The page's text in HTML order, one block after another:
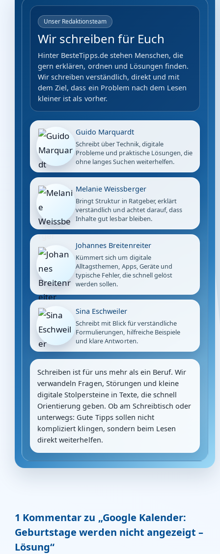
Unser Redaktionsteam
Wir schreiben für Euch
Hinter BesteTipps.de stehen Menschen, die
gern erklären, ordnen und Lösungen finden.
Wir schreiben verständlich, direkt und mit
dem Ziel, dass ein Problem nach dem Lesen
kleiner ist als vorher.
Guido Marquardt
Schreibt über Technik, digitale
Probleme und praktische Lösungen, die
ohne langes Suchen weiterhelfen.
Melanie Weissberger
Bringt Struktur in Ratgeber, erklärt
verständlich und achtet darauf, dass
Inhalte gut lesbar bleiben.
Johannes Breitenreiter
Kümmert sich um digitale
Alltagsthemen, Apps, Geräte und
typische Fehler, die schnell gelöst
werden sollen.
Sina Eschweiler
Schreibt mit Blick für verständliche
Formulierungen, hilfreiche Beispiele
und klare Antworten.
Schreiben ist für uns mehr als ein Beruf. Wir
verwandeln Fragen, Störungen und kleine
digitale Stolpersteine in Texte, die schnell
Orientierung geben. Ob am Schreibtisch oder
unterwegs: Gute Tipps sollen nicht
kompliziert klingen, sondern beim Lesen
direkt weiterhelfen.
1 Kommentar zu „Google Kalender:
Geburtstage werden nicht angezeigt –
Lösung“